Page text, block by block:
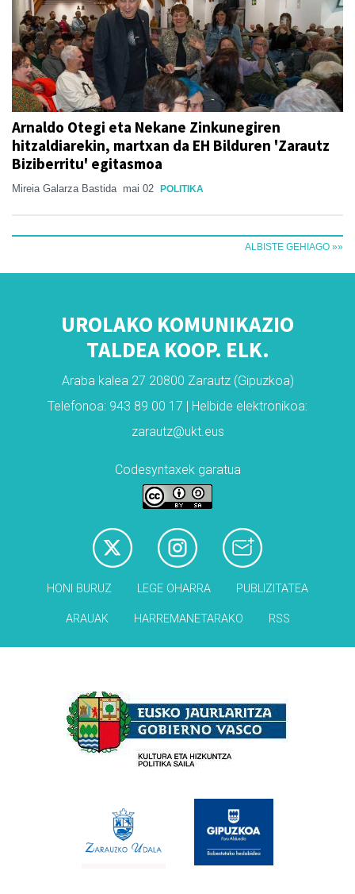
Arnaldo Otegi eta Nekane Zinkunegiren
hitzaldiarekin, martxan da EH Bilduren 'Zarautz
Biziberritu' egitasmoa
Mireia Galarza Bastida mai 02 POLITIKA
ALBISTE GEHIAGO »»
UROLAKO KOMUNIKAZIO
TALDEA KOOP. ELK.
Araba kalea 27 20800 Zarautz (Gipuzkoa)
Telefonoa: 943 89 00 17 | Helbide elektronikoa:
zarautz@ukt.eus
Codesyntaxek garatua
HONI BURUZ LEGE OHARRA PUBLIZITATEA
ARAUAK HARREMANETARAKO RSS